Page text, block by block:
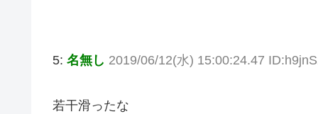
5: 名無し 2019/06/12(水) 15:00:24.47
若干滑ったな